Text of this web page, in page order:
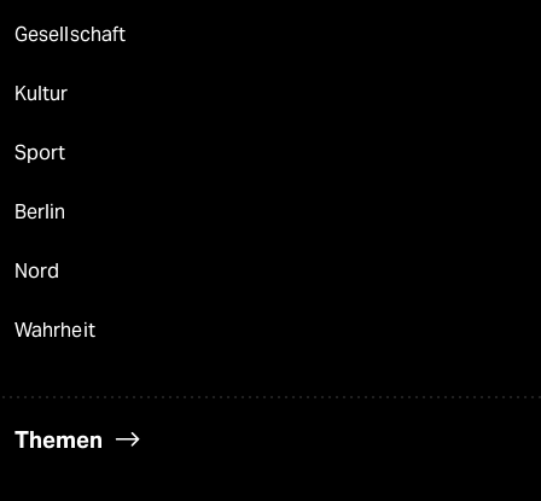
Gesellschaft
Kultur
Sport
Berlin
Nord
Wahrheit
Themen